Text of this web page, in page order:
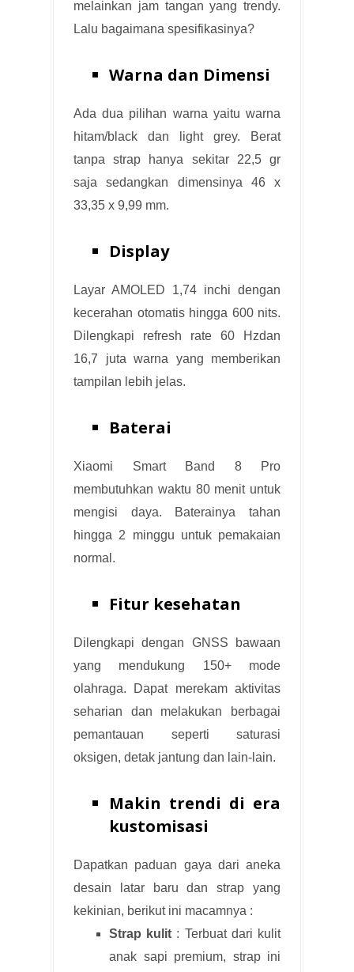
melainkan jam tangan yang trendy.
Lalu bagaimana spesifikasinya?
Warna dan Dimensi
Ada dua pilihan warna yaitu warna
hitam/black dan light grey. Berat
tanpa strap hanya sekitar 22,5 gr
saja sedangkan dimensinya 46 x
33,35 x 9,99 mm.
Display
Layar AMOLED 1,74 inchi dengan
kecerahan otomatis hingga 600 nits.
Dilengkapi refresh rate 60 Hzdan
16,7 juta warna yang memberikan
tampilan lebih jelas.
Baterai
Xiaomi Smart Band 8 Pro
membutuhkan waktu 80 menit untuk
mengisi daya. Baterainya tahan
hingga 2 minggu untuk pemakaian
normal.
Fitur kesehatan
Dilengkapi dengan GNSS bawaan
yang mendukung 150+ mode
olahraga. Dapat merekam aktivitas
seharian dan melakukan berbagai
pemantauan seperti saturasi
oksigen, detak jantung dan lain-lain.
Makin trendi di era
kustomisasi
Dapatkan paduan gaya dari aneka
desain latar baru dan strap yang
kekinian, berikut ini macamnya :
Strap kulit : Terbuat dari kulit
anak sapi premium, strap ini